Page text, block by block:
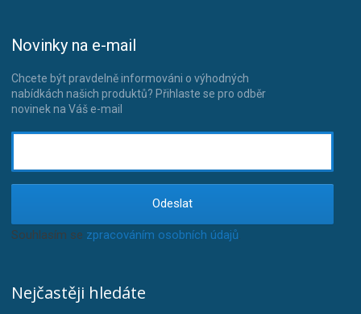
Novinky na e-mail
Chcete být pravdelně informováni o výhodných
nabídkách našich produktů? Přihlaste se pro odběr
novinek na Váš e-mail
Odeslat
Souhlasím se zpracováním osobních údajů.
Nejčastěji hledáte